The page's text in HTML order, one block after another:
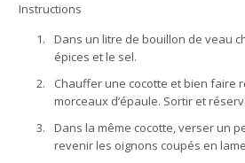
Instructions
1.
Dans un litre de bouillon de veau
épices et le sel.
2.
Chauffer une cocotte et bien faire
morceaux d’épaule. Sortir et
3.
Dans la même cocotte, verser un
revenir les oignons coupés en